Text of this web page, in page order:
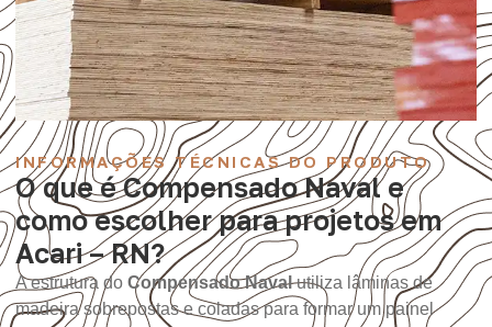
INFORMAÇÕES TÉCNICAS DO PRODUTO
O que é Compensado Naval e
como escolher para projetos em
Acari – RN?
A estrutura do Compensado Navalutiliza lâminas de
madeira sobrepostas e coladas para formar um painel